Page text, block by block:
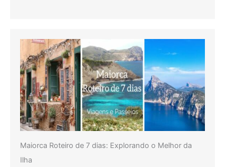
Maiorca Roteiro de 7 dias: Explorando o Melhor da
Ilha